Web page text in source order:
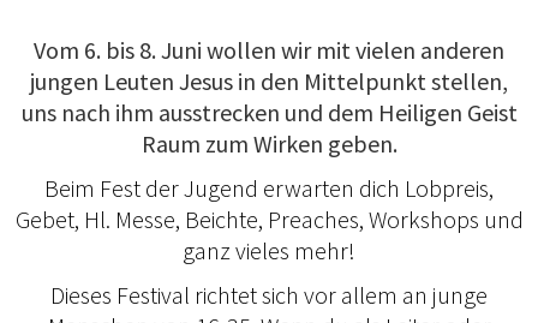
Vom 6. bis 8. Juni wollen wir mit vielen anderen
jungen Leuten Jesus in den Mittelpunkt stellen,
uns nach ihm ausstrecken und dem Heiligen Geist
Raum zum Wirken geben.
Beim Fest der Jugend erwarten dich Lobpreis,
Gebet, Hl. Messe, Beichte, Preaches, Workshops und
ganz vieles mehr!
Dieses Festival richtet sich vor allem an junge